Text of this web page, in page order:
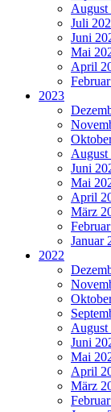
August
Juli
Juni
Mai
April
2023
August
Juni
Mai
April
März
Januar
2022
August
Juni
Mai
April
März